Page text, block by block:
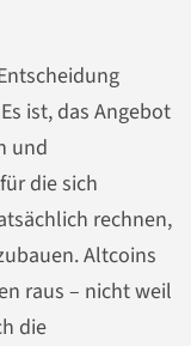
ist, das Angebot
und
die sich
rechnen,
Altcoins
raus – nicht weil
die